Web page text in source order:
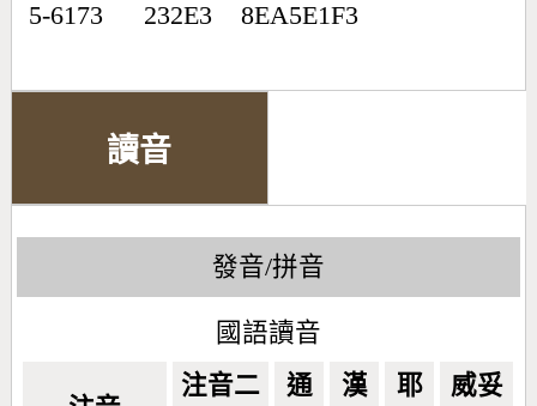
5-6173 232E3 8EA5E1F3
讀音
發音/拼音
國語讀音
注音二 通 漢 耶 威妥